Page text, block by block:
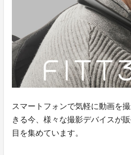
スマートフォンで気軽に動画を
きる今、様々な撮影デバイスが
目を集めています。